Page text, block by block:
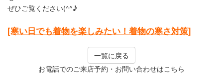
ぜひご覧ください(^^♪
[寒い日でも着物を楽しみたい！着物の寒さ対策]
一覧に戻る
お電話でのご来店予約・お問い合わせはこちら